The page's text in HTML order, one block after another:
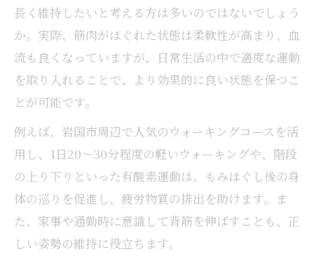
長く維持したいと考える方は多いのではないでしょう
か。実際、筋肉がほぐれた状態は柔軟性が高まり、血
流も良くなっていますが、日常生活の中で適度な運動
を取り入れることで、より効果的に良い状態を保つこ
とが可能です。
例えば、岩国市周辺で人気のウォーキングコースを活
用し、1日20～30分程度の軽いウォーキングや、階段
の上り下りといった有酸素運動は、もみほぐし後の身
体の巡りを促進し、疲労物質の排出を助けます。ま
た、家事や通勤時に意識して背筋を伸ばすことも、正
しい姿勢の維持に役立ちます。